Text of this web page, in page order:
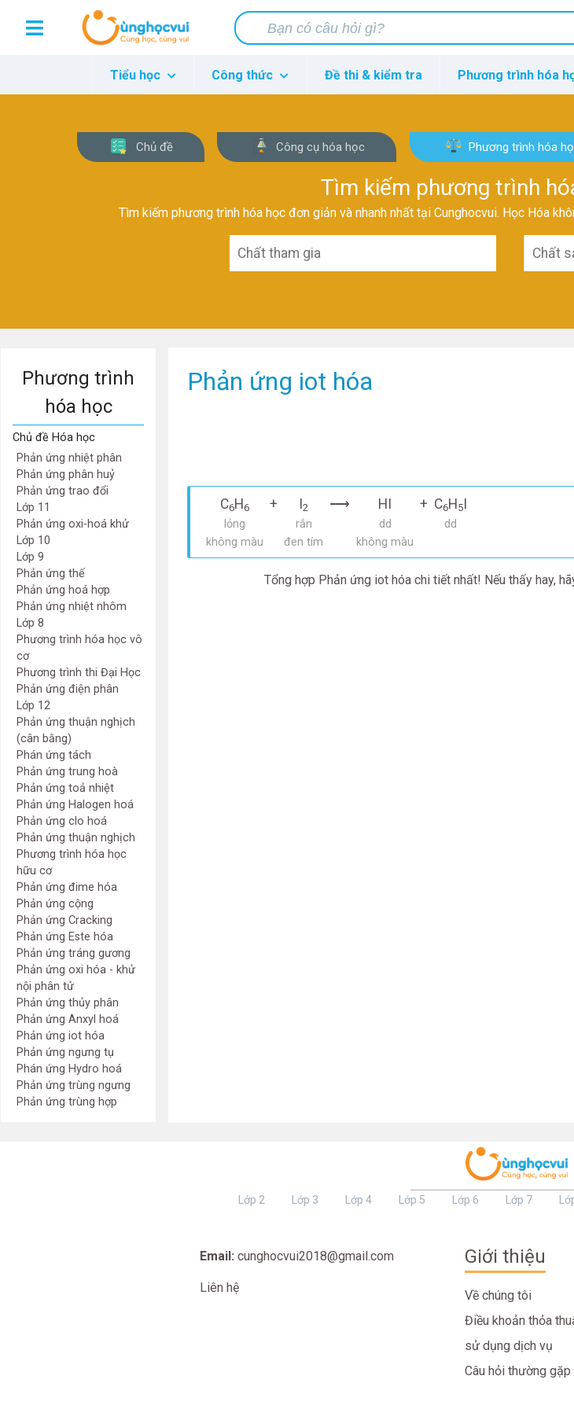
Tiểu học Công thức Đề thi & kiểm tra Phương trình hóa
Chủ đề Công cụ hóa học Phương trình hóa
Tìm kiếm phương trình
Tìm kiếm phương trình hóa học đơn giản và nhanh nhất tại Cunghocvui. Học Hóa
Phương trình
hóa học
Chủ đề Hóa học
Phản ứng nhiệt phân
Phản ứng phân huỷ
Phản ứng trao đổi
Lớp 11
Phản ứng oxi-hoá khử
Lớp 10
Lớp 9
Phản ứng thế
Phản ứng hoá hợp
Phản ứng nhiệt nhôm
Lớp 8
Phương trình hóa học vô
cơ
Phương trình thi Đại Học
Phản ứng điện phân
Lớp 12
Phản ứng thuận nghịch
(cân bằng)
Phán ứng tách
Phản ứng trung hoà
Phản ứng toả nhiệt
Phản ứng Halogen hoá
Phản ứng clo hoá
Phản ứng thuận nghịch
Phương trình hóa học
hữu cơ
Phản ứng đime hóa
Phản ứng cộng
Phản ứng Cracking
Phản ứng Este hóa
Phản ứng tráng gương
Phản ứng oxi hóa - khử
nội phân tử
Phản ứng thủy phân
Phản ứng Anxyl hoá
Phản ứng iot hóa
Phản ứng ngưng tụ
Phán ứng Hydro hoá
Phản ứng trùng ngưng
Phản ứng trùng hợp
Phản ứng iot hóa
C6H 6 + 2 ⟶ HI + C6H 5
lỏng rắn dd
dd
không màu
đen tím không màu
Tổng hợp Phản ứng iot hóa chi tiết nhất! Nếu thấy hay,
Lớp 2 Lớp 3 Lớp 4 Lớp 5 Lớp 6 Lớp 7
Email: cunghocvui2018@gmail.com
Liên hệ
Giới thiệu
Về chúng tôi
Điều khoản thỏa
sử dụng dịch vụ
Câu hỏi thường gặp